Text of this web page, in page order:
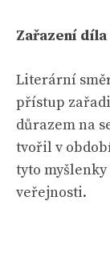
Zařazení díla
Literární
přístup
důrazem na
tvořil v
tyto
veřejnosti.